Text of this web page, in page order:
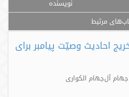
نویسنده
مرتبط
احادیث وصیّت پیامبر برای
آل‌جهام الکواری